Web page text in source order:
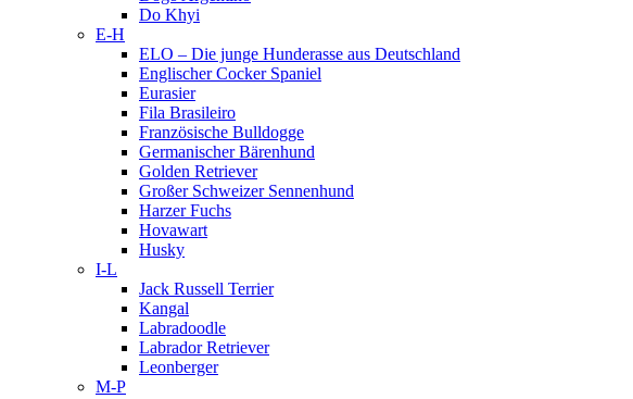
Do Khyi
E-H
ELO – Die junge Hunderasse aus Deutschland
Englischer Cocker Spaniel
Eurasier
Fila Brasileiro
Französische Bulldogge
Germanischer Bärenhund
Golden Retriever
Großer Schweizer Sennenhund
Harzer Fuchs
Hovawart
Husky
I-L
Jack Russell Terrier
Kangal
Labradoodle
Labrador Retriever
Leonberger
M-P